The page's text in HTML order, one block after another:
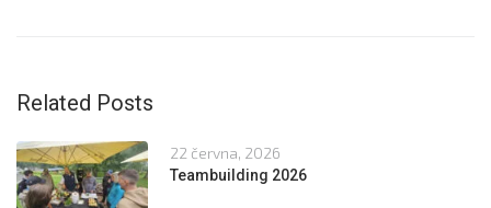
Related Posts
22 června, 2026
Teambuilding 2026